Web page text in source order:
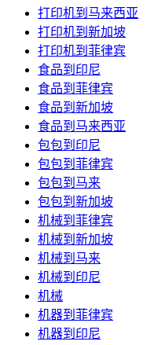
打印机到马来西亚
打印机到新加坡
打印机到菲律宾
食品到印尼
食品到菲律宾
食品到新加坡
食品到马来西亚
包包到印尼
包包到菲律宾
包包到马来
包包到新加坡
机械到菲律宾
机械到新加坡
机械到马来
机械到印尼
机械
机器到菲律宾
机器到印尼